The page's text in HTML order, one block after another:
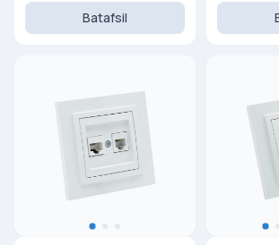
Batafsil